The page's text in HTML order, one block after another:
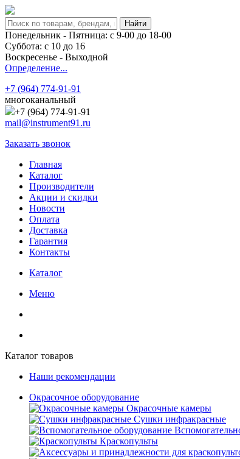
Понедельник - Пятница: с 9-00 до 18-00
Суббота: с 10 до 16
Воскресенье - Выходной
Определение...
+7 (964) 774-91-91
многоканальный
+7 (964) 774-91-91
mail@instrument91.ru
Заказать звонок
Главная
Каталог
Производители
Акции и скидки
Новости
Оплата
Доставка
Гарантия
Контакты
Каталог
Меню
Каталог товаров
Наши рекомендации
Окрасочное оборудование
Окрасочные камеры
Сушки инфракрасные
Краскопульты